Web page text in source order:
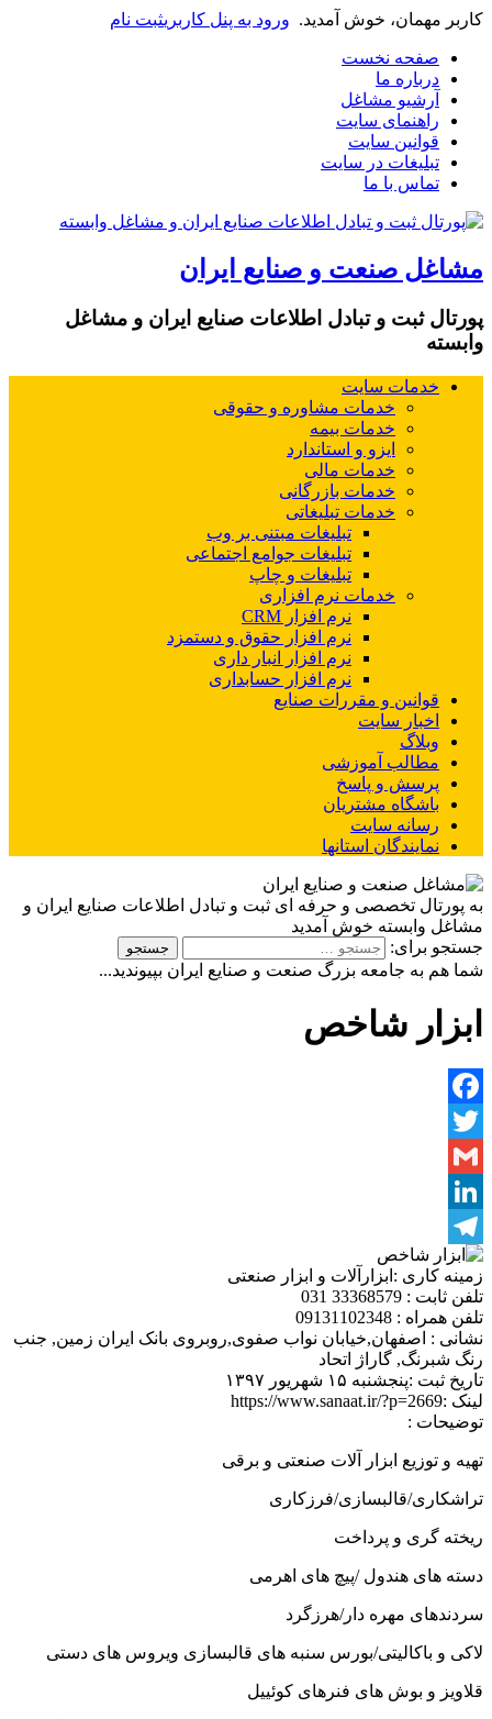
کاربر مهمان، خوش آمدید. ورود به پنل کاربریثبت نام
صفحه نخست
درباره ما
آرشیو مشاغل
راهنمای سایت
قوانین سایت
تبلیغات در سایت
تماس با ما
مشاغل صنعت و صنایع ایران
پورتال ثبت و تبادل اطلاعات صنایع ایران و مشاغل
وابسته
خدمات سایت
خدمات مشاوره و حقوقی
خدمات بیمه
ایزو و استاندارد
خدمات مالی
خدمات بازرگانی
خدمات تبلیغاتی
تبلیغات مبتنی بر وب
تبلیغات جوامع اجتماعی
تبلیغات و چاپ
خدمات نرم افزاری
نرم افزار CRM
نرم افزار حقوق و دستمزد
نرم افزار انبار داری
نرم افزار حسابداری
قوانین و مقررات صنایع
اخبار سایت
وبلاگ
مطالب آموزشی
پرسش و پاسخ
باشگاه مشتریان
رسانه سایت
نمایندگان استانها
به پورتال تخصصی و حرفه ای ثبت و تبادل اطلاعات صنایع ایران و
مشاغل وابسته خوش آمدید
جستجو برای:
شما هم به جامعه بزرگ صنعت و صنایع ایران بپیوندید...
ابزار شاخص
Facebook
Twitter
Gmail
LinkedIn
Telegram
زمینه کاری : ابزارآلات و ابزار صنعتی
تلفن ثابت :
تلفن همراه :
نشانی : اصفهان,خیابان نواب صفوی,روبروی بانک ایران زمین, جنب
رنگ شبرنگ, گاراژ اتحاد
تاریخ ثبت :پنجشنبه ۱۵ شهریور ۱۳۹۷
لینک :https://www.sanaat.ir/?p=2669
توضیحات :
تهیه و توزیع ابزار آلات صنعتی و برقی
تراشکاری/قالبسازی/فرزکاری
ریخته گری و پرداخت
دسته های هندول /پیچ های اهرمی
سردندهای مهره دار/هرزگرد
لاکی و باکالیتی/بورس سنبه های قالبسازی ویروس های دستی
قلاویز و بوش های فنرهای کوئییل